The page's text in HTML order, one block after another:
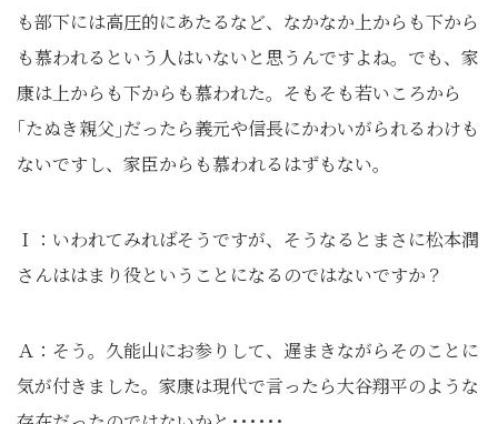
も部下には高圧的にあたるなど、なかなか上からも下から
も慕われるという人はいないと思うんですよね。でも、家
康は上からも下からも慕われた。そもそも若いころから
｢たぬき親父｣だったら義元や信長にかわいがられるわけも
ないですし、家臣からも慕われるはずもない。
Ｉ：いわれてみればそうですが、そうなるとまさに松本潤
さんははまり役ということになるのではないですか？
Ａ：そう。久能山にお参りして、遅まきながらそのことに
気が付きました。家康は現代で言ったら大谷翔平のような